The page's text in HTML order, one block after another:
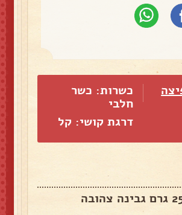
כשרות: כשר
חלבי
דרגת קושי: קל
כ-250-300 גרם גבינה צהובה